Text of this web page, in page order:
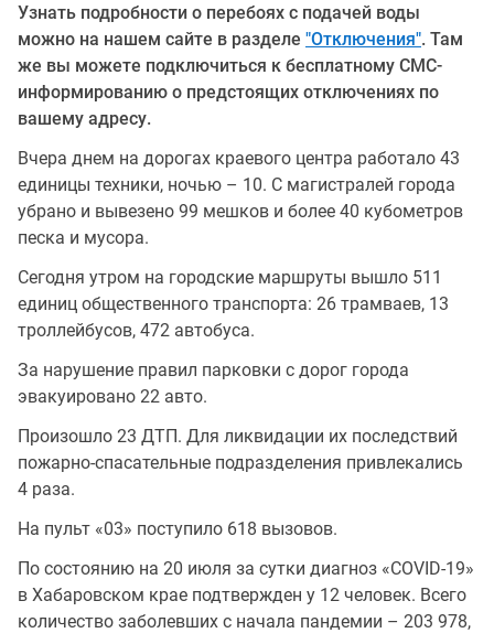
Узнать подробности о перебоях с подачей воды
можно на нашем сайте в разделе "Отключения". Там
же вы можете подключиться к бесплатному СМС-
информированию о предстоящих отключениях по
вашему адресу.
Вчера днем на дорогах краевого центра работало 43
единицы техники, ночью – 10. С магистралей города
убрано и вывезено 99 мешков и более 40 кубометров
песка и мусора.
Сегодня утром на городские маршруты вышло 511
единиц общественного транспорта: 26 трамваев, 13
троллейбусов, 472 автобуса.
За нарушение правил парковки с дорог города
эвакуировано 22 авто.
Произошло 23 ДТП. Для ликвидации их последствий
пожарно-спасательные подразделения привлекались
4 раза.
На пульт «03» поступило 618 вызовов.
По состоянию на 20 июля за сутки диагноз «COVID-19»
в Хабаровском крае подтвержден у 12 человек. Всего
количество заболевших с начала пандемии – 203 978,